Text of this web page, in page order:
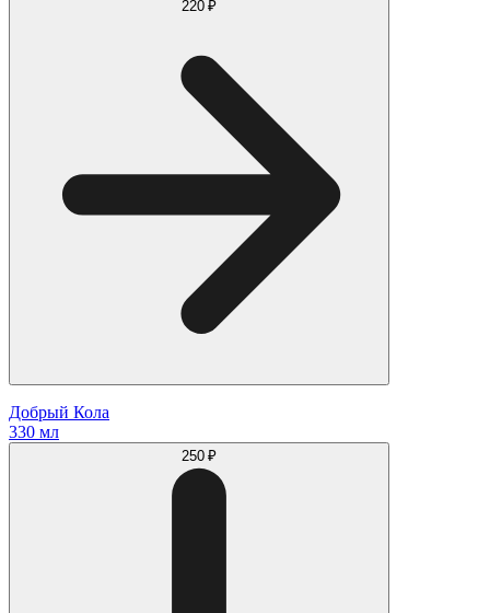
220 ₽
Добрый Кола
330 мл
250 ₽